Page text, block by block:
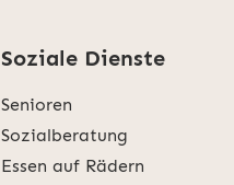
Soziale Dienste
Senioren
Sozialberatung
Essen auf Rädern